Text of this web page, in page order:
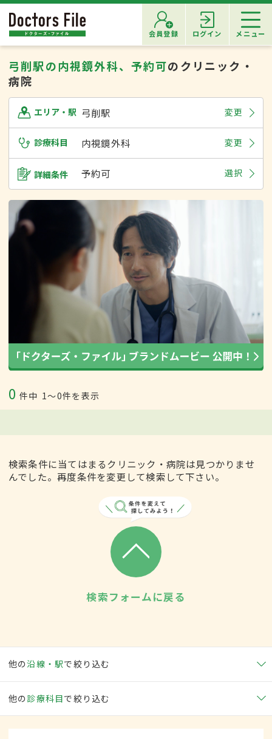
会員登録 ログイン メニュー
弓削駅の内視鏡外科、予約可のクリニック・
病院
エリア・駅 弓削駅 変更
診療科目 内視鏡外科 変更
詳細条件 予約可 選択
0 件中 1〜0件を表示
検索条件に当てはまるクリニック・病院は見つかりませ
んでした。再度条件を変更して検索して下さい。
検索フォームに戻る
他の沿線・駅で絞り込む
他の 診療科目で絞り込む